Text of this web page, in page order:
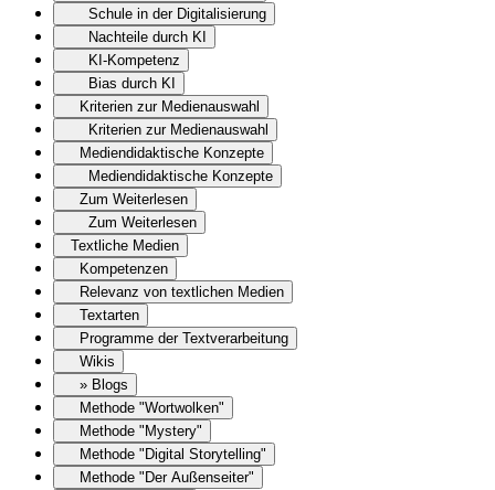
Schule in der Digitalisierung
Nachteile durch KI
KI-Kompetenz
Bias durch KI
Kriterien zur Medienauswahl
Kriterien zur Medienauswahl
Mediendidaktische Konzepte
Mediendidaktische Konzepte
Zum Weiterlesen
Zum Weiterlesen
Textliche Medien
Kompetenzen
Relevanz von textlichen Medien
Textarten
Programme der Textverarbeitung
Wikis
» Blogs
Methode "Wortwolken"
Methode "Mystery"
Methode "Digital Storytelling"
Methode "Der Außenseiter"